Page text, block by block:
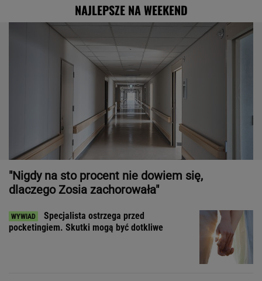
NAJLEPSZE NA WEEKEND
"Nigdy na sto procent nie dowiem się,
dlaczego Zosia zachorowała"
Specjalista ostrzega przed
pocketingiem. Skutki mogą być dotkliwe